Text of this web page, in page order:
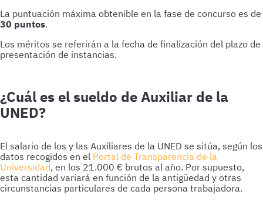
La puntuación máxima obtenible en la fase de concurso es de
30 puntos.
Los méritos se referirán a la fecha de finalización del plazo de
presentación de instancias.
¿Cuál es el sueldo de Auxiliar de la
UNED?
El salario de los y las Auxiliares de la UNED se sitúa, según los
datos recogidos en el Portal de Transparencia de la
Universidad, en los 21.000 € brutos al año. Por supuesto,
esta cantidad variará en función de la antigüedad y otras
circunstancias particulares de cada persona trabajadora.